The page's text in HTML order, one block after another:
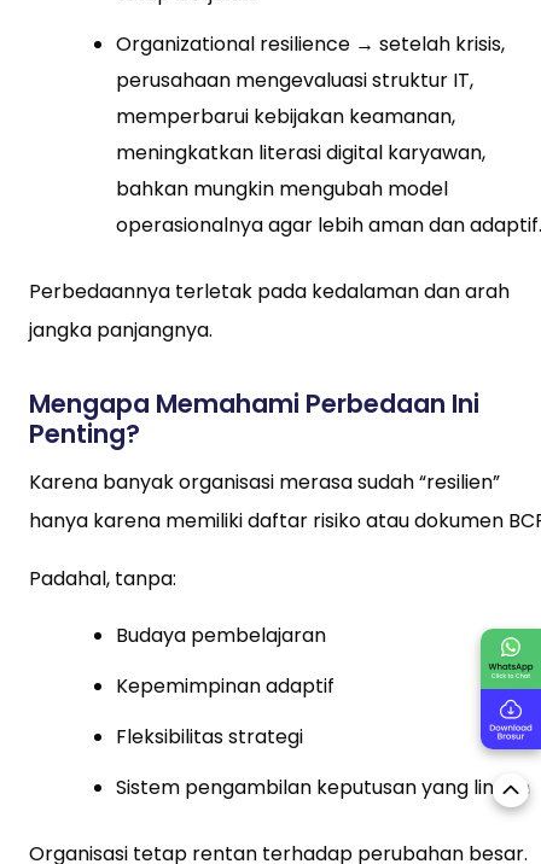
Organizational resilience → setelah krisis,
perusahaan mengevaluasi struktur IT,
memperbarui kebijakan keamanan,
meningkatkan literasi digital karyawan,
bahkan mungkin mengubah model
operasionalnya agar lebih aman dan adaptif.
Perbedaannya terletak pada kedalaman dan arah
jangka panjangnya.
Mengapa Memahami Perbedaan Ini
Penting?
Karena banyak organisasi merasa sudah “resilien”
hanya karena memiliki daftar risiko atau dokumen
Padahal, tanpa:
Budaya pembelajaran
Kepemimpinan adaptif
Fleksibilitas strategi
Sistem pengambilan keputusan yang lincah
Organisasi tetap rentan terhadap perubahan besar.